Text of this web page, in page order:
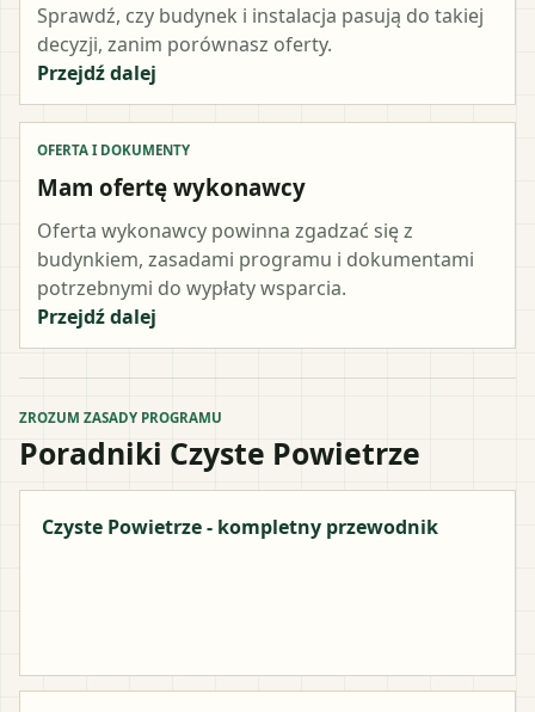
Sprawdź, czy budynek i instalacja pasują do takiej
decyzji, zanim porównasz oferty.
Przejdź dalej
OFERTA I DOKUMENTY
Mam ofertę wykonawcy
Oferta wykonawcy powinna zgadzać się z
budynkiem, zasadami programu i dokumentami
potrzebnymi do wypłaty wsparcia.
Przejdź dalej
ZROZUM ZASADY PROGRAMU
Poradniki Czyste Powietrze
Czyste Powietrze - kompletny przewodnik